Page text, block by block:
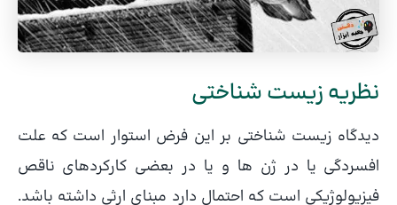
نظریه زیست شناختی
دیدگاه زیست شناختی بر این فرض استوار است که علت
افسردگی یا در ژن ها و یا در بعضی کارکردهای ناقص
فیزیولوژیکی است که احتمال دارد مبنای ارثی داشته باشد.